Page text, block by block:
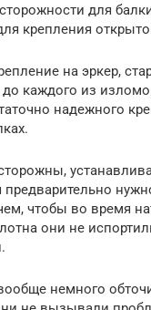
для
крепления
на эркер,
до каждого из
надежного
предварительно
чтобы во время
они не
немного